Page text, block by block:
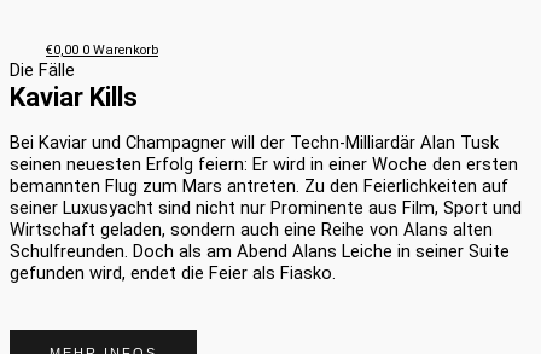
€0,00 0 Warenkorb
Die Fälle
Kaviar Kills
Bei Kaviar und Champagner will der Techn-Milliardär Alan Tusk
seinen neuesten Erfolg feiern: Er wird in einer Woche den ersten
bemannten Flug zum Mars antreten. Zu den Feierlichkeiten auf
seiner Luxusyacht sind nicht nur Prominente aus Film, Sport und
Wirtschaft geladen, sondern auch eine Reihe von Alans alten
Schulfreunden. Doch als am Abend Alans Leiche in seiner Suite
gefunden wird, endet die Feier als Fiasko.